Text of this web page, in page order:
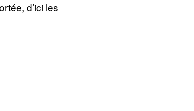
d’ici les